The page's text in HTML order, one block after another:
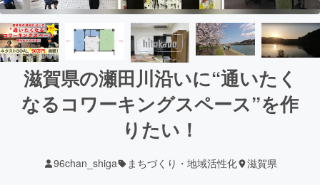
滋賀県の瀬田川沿いに“通いたく
なるコワーキングスペース”を作
りたい！
96chan_shiga まちづくり・地域活性化 滋賀県